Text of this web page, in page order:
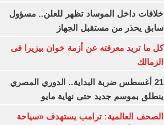
خلافات داخل الموساد تظهر للعلن.. مسؤول
سابق يحذر من مستقبل الجهاز
كل ما تريد معرفته عن أزمة خوان بيزيرا فى
الزمالك
21 أغسطس ضربة البداية.. الدوري المصري
ينطلق بموسم جديد حتى نهاية مايو
الصحف العالمية: ترامب يستهدف «سياحة